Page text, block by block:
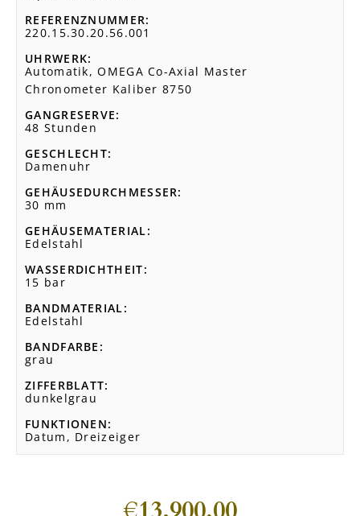
REFERENZNUMMER
220.15.30.20.56.001
UHRWERK
Automatik, OMEGA Co-Axial Master
Chronometer Kaliber 8750
GANGRESERVE
48 Stunden
GESCHLECHT
Damenuhr
GEHÄUSEDURCHMESSER
30 mm
GEHÄUSEMATERIAL
Edelstahl
WASSERDICHTHEIT
15 bar
BANDMATERIAL
Edelstahl
BANDFARBE
grau
ZIFFERBLATT
dunkelgrau
FUNKTIONEN
Datum, Dreizeiger